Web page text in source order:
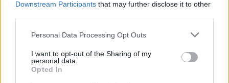
Downstream Participants that may further disclose it to other
Personal Data Processing Opt Outs
I want to opt-out of the Sharing of my
personal data.
Opted In